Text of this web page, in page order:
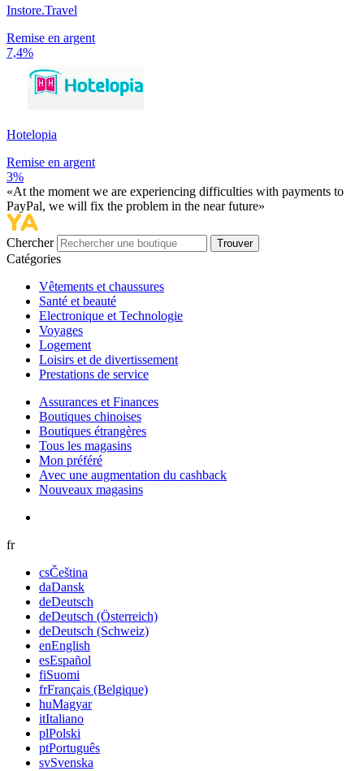
Instore.Travel
Remise en argent
7,4%
Hotelopia
Remise en argent
3%
«At the moment we are experiencing difficulties with payments to
PayPal, we will fix the problem in the near future»
Chercher Trouver
Catégories
Vêtements et chaussures
Santé et beauté
Electronique et Technologie
Voyages
Logement
Loisirs et de divertissement
Prestations de service
Assurances et Finances
Boutiques chinoises
Boutiques étrangères
Tous les magasins
Mon préféré
Avec une augmentation du cashback
Nouveaux magasins
fr
csČeština
daDansk
deDeutsch
deDeutsch (Österreich)
deDeutsch (Schweiz)
enEnglish
esEspañol
fiSuomi
frFrançais (Belgique)
huMagyar
itItaliano
plPolski
ptPortuguês
svSvenska